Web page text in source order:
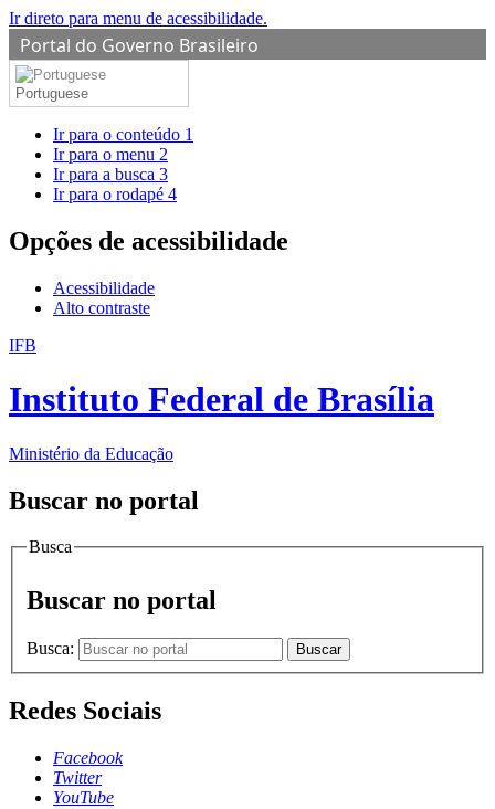
Ir direto para menu de acessibilidade.
Portal do Governo Brasileiro
Portuguese
Ir para o conteúdo 1
Ir para o menu 2
Ir para a busca 3
Ir para o rodapé 4
Opções de acessibilidade
Acessibilidade
Alto contraste
IFB
Instituto Federal de Brasília
Ministério da Educação
Buscar no portal
Busca
Buscar no portal
Busca: Buscar
Redes Sociais
Facebook
Twitter
YouTube